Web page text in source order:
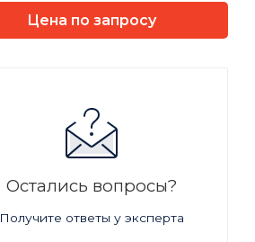
Цена по запросу
Остались вопросы?
Получите ответы у эксперта